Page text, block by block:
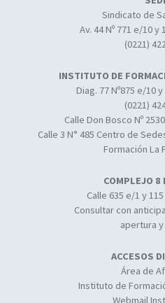
Sindicato de
Av. 44 Nº 771 e/10 y
(0221)
INSTITUTO DE
Diag. 77 Nº875 e/10
(0221)
Calle Don Bosco Nº
Calle 3 N° 485 Centro de
Formación La
COMPLEJO 8
Calle 635 e/1 y
Consultar con
apertura
ACCESOS
Área de
Instituto de
Webmail